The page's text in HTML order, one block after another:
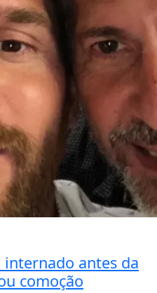
internado antes da
comoção